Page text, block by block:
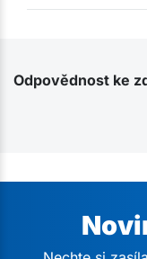
Odpovědnost ke